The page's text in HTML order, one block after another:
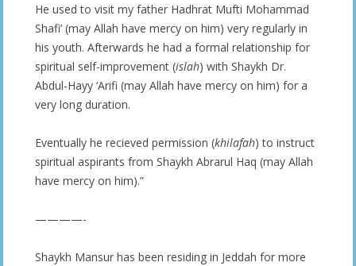
He used to visit my father Hadhrat Mufti Mohammad
Shafi’ (may Allah have mercy on him) very regularly in
his youth. Afterwards he had a formal relationship for
spiritual self-improvement (islah) with Shaykh Dr.
Abdul-Hayy ‘Arifi (may Allah have mercy on him) for a
very long duration.
Eventually he recieved permission (khilafah) to instruct
spiritual aspirants from Shaykh Abrarul Haq (may Allah
have mercy on him).”
————-
Shaykh Mansur has been residing in Jeddah for more